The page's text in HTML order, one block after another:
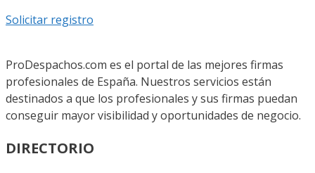
Solicitar registro
ProDespachos.com es el portal de las mejores firmas
profesionales de España. Nuestros servicios están
destinados a que los profesionales y sus firmas puedan
conseguir mayor visibilidad y oportunidades de negocio.
DIRECTORIO